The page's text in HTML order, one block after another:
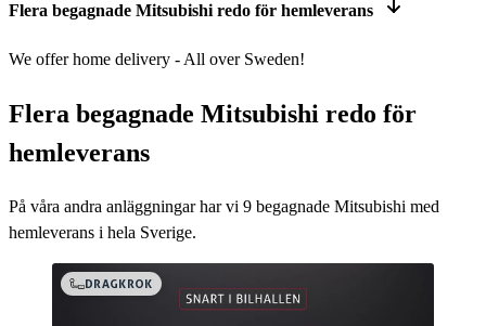
Flera begagnade Mitsubishi redo för hemleverans
We offer home delivery - All over Sweden!
Flera begagnade Mitsubishi redo för
hemleverans
På våra andra anläggningar har vi 9 begagnade Mitsubishi med
hemleverans i hela Sverige.
DRAGKROK